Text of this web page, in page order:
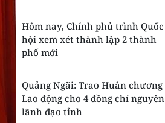
Hôm nay, Chính phủ trình Quốc
hội xem xét thành lập 2 thành
phố mới
Quảng Ngãi: Trao Huân chương
Lao động cho 4 đồng chí nguyên
lãnh đạo tỉnh